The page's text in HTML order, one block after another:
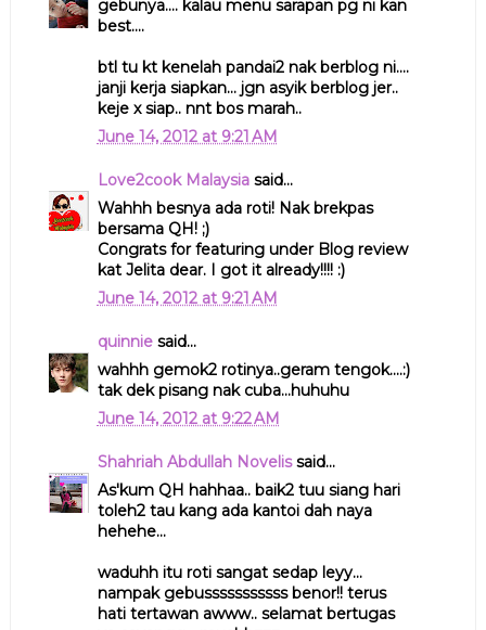
gebunya.... kalau menu sarapan pg ni kan
best....
btl tu kt kenelah pandai2 nak berblog ni....
janji kerja siapkan... jgn asyik berblog jer..
keje x siap.. nnt bos marah..
June 14, 2012 at 9:21 AM
Love2cook Malaysiasaid...
Wahhh besnya ada roti! Nak brekpas
bersama QH! ;)
Congrats for featuring under Blog review
kat Jelita dear. I got it already!!!! :)
June 14, 2012 at 9:21 AM
quinniesaid...
wahhh gemok2 rotinya..geram tengok....:)
tak dek pisang nak cuba...huhuhu
June 14, 2012 at 9:22 AM
Shahriah Abdullah Novelissaid...
As'kum QH hahhaa.. baik2 tuu siang hari
toleh2 tau kang ada kantoi dah naya
hehehe...
waduhh itu roti sangat sedap leyy...
nampak gebusssssssssss benor!! terus
hati tertawan awww.. selamat bertugas